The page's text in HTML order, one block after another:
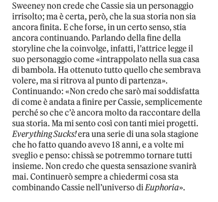
Sweeney non crede che Cassie sia un personaggio
irrisolto; ma è certa, però, che la sua storia non sia
ancora finita. E che forse, in un certo senso, stia
ancora continuando. Parlando della fine della
storyline che la coinvolge, infatti, l’attrice legge il
suo personaggio come «intrappolato nella sua casa
di bambola. Ha ottenuto tutto quello che sembrava
volere, ma si ritrova al punto di partenza».
Continuando: «Non credo che sarò mai soddisfatta
di come è andata a finire per Cassie, semplicemente
perché so che c’è ancora molto da raccontare della
sua storia. Ma mi sento così con tanti miei progetti.
Everything Sucks!era una serie di una sola stagione
che ho fatto quando avevo 18 anni, e a volte mi
sveglio e penso: chissà se potremmo tornare tutti
insieme. Non credo che questa sensazione svanirà
mai. Continuerò sempre a chiedermi cosa sta
combinando Cassie nell’universo diEuphoria».